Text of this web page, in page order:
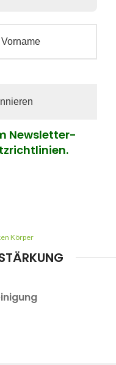
Newsletter-
Körper